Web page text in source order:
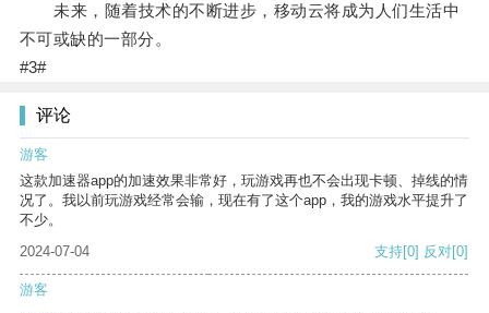
未来，随着技术的不断进步，移动云将成为人们生活中
不可或缺的一部分。
#3#
评论
游客
这款加速器app的加速效果非常好，玩游戏再也不会出现卡顿、掉线的情
况了。我以前玩游戏经常会输，现在有了这个app，我的游戏水平提升了
不少。
2024-07-04
支持[0] 反对[0]
游客